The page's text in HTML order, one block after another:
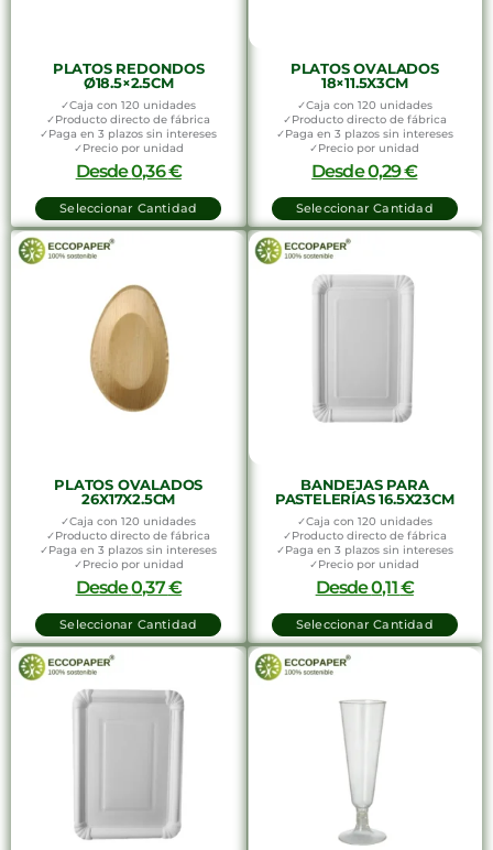
PLATOS REDONDOS
Ø18.5×2.5CM
✓Caja con 120 unidades
✓Producto directo de fábrica
✓Paga en 3 plazos sin intereses
✓Precio por unidad
Desde0,36€
Seleccionar Cantidad
PLATOS OVALADOS
18×11.5X3CM
✓Caja con 120 unidades
✓Producto directo de fábrica
✓Paga en 3 plazos sin intereses
✓Precio por unidad
Desde0,29€
Seleccionar Cantidad
PLATOS OVALADOS
26X17X2.5CM
✓Caja con 120 unidades
✓Producto directo de fábrica
✓Paga en 3 plazos sin intereses
✓Precio por unidad
Desde0,37€
Seleccionar Cantidad
BANDEJAS PARA
PASTELERÍAS 16.5X23CM
✓Caja con 120 unidades
✓Producto directo de fábrica
✓Paga en 3 plazos sin intereses
✓Precio por unidad
Desde0,11€
Seleccionar Cantidad